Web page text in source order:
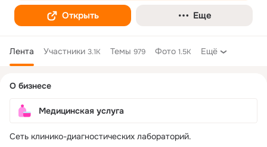
Открыть Еще
Лента Участники 3.1K Темы 979 Фото 1.5K Ещё
колонка
О бизнесе
Медицинская услуга
Сеть клинико-диагностических лабораторий.